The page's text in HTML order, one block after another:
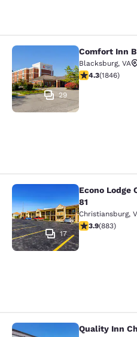
Comfort Inn
29
Comfort Inn
Blacksburg, VA
calificación de
4.3(1846)
Econo Lodge
17
Econo
81
Christiansburg,
calificación de
3.9(883)
Quality InnQuality Inn